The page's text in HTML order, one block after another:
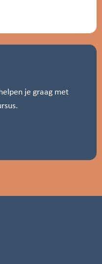
je graag met